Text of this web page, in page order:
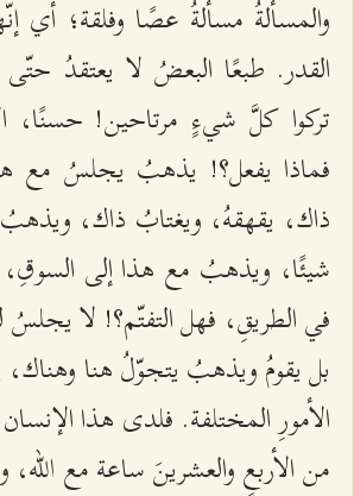
والمسألةُ مسألةُ عصًا وفلقة؛ أي
القدر. طبعًا البعضُ لا يعتقدُ حتّى
تركوا كلَّ شيءٍ مرتاحين! حسنًا،
فماذا يفعل؟! يذهبُ يجلسُ مع
ذاك، يقهقهُ، ويغتابُ ذاك،
شيئًا، ويذهبُ مع هذا إلى
في الطريقِ، فهل التفتّم؟! لا يجلسُ
بل يقومُ ويذهبُ يتجوّلُ هنا
الأمورِ المختلفة. فلدى هذا
من الأربعٍ والعشرينَ ساعة مع الله،